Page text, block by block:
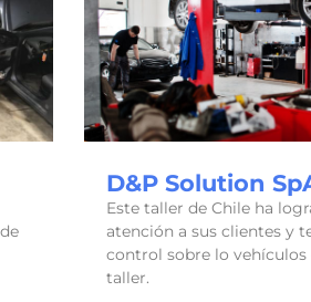
D&P Solution
Este taller de Chile ha
atención a sus clientes y
control sobre lo vehículos
taller.